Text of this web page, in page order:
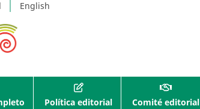
English
Política editorial Comité editorial